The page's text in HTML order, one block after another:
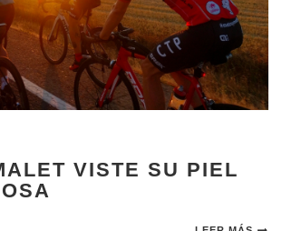
VISTE SU PIEL